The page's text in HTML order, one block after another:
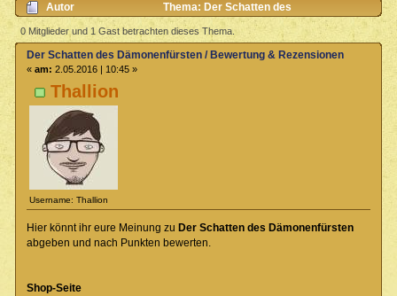
Autor
Thema: Der Schatten des
Dämonenfürsten / Bewertung & Rezensionen (Gelesen 9311 mal)
0 Mitglieder und 1 Gast betrachten dieses Thema.
Thallion
Username: Thallion
Der Schatten des Dämonenfürsten / Bewertung & Rezensionen
« am: 2.05.2016 | 10:45 »
Hier könnt ihr eure Meinung zu Der Schatten des Dämonenfürsten
abgeben und nach Punkten bewerten.
Shop-Seite